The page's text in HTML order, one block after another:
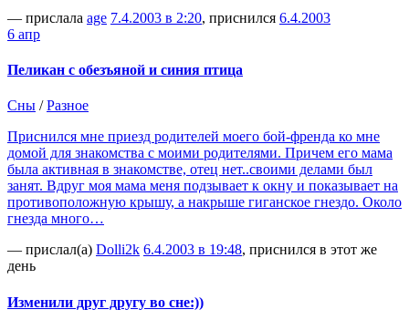
— прислала age 7.4.2003 в 2:20, приснился 6.4.2003
6 апр
Пеликан с обезъяной и синия птица
Сны /Разное
Приснился мне приезд родителей моего бой-френда ко мне
домой для знакомства с моими родителями. Причем его мама
была активная в знакомстве, отец нет..своими делами был
занят. Вдруг моя мама меня подзывает к окну и показывает на
противоположную крышу, а накрыше гиганское гнездо. Около
гнезда много…
— прислал(а) Dolli2k 6.4.2003 в 19:48, приснился в этот же
день
Изменили друг другу во сне:))